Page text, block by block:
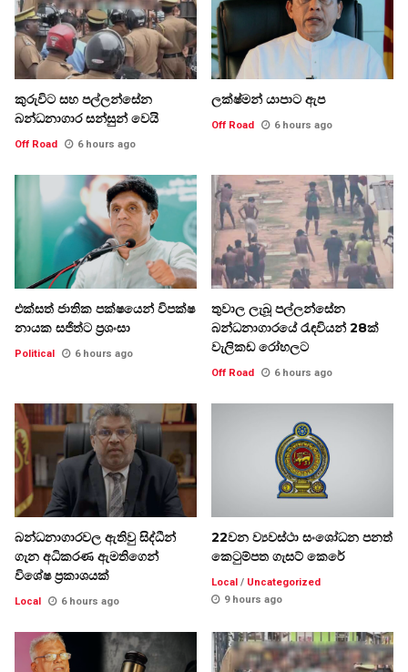
කුරුවිට සහ පල්ලන්සේන
බන්ධනාගාර සන්සුන් වෙයි
Off Road 6 hours ago
ලක්ෂ්මන් යාපාට ඇප
Off Road 6 hours ago
එක්සත් ජාතික පක්ෂයෙන් විපක්ෂ
නායක සජිත්ට ප්‍රශංසා
Political 6 hours ago
තුවාල ලැබූ පල්ලන්සේන
බන්ධනාගාරයේ රැඳවියන් 28ක්
වැලිකඩ රෝහලට
Off Road 6 hours ago
බන්ධනාගාරවල ඇතිවු සිද්ධීන්
ගැන අධිකරණ ඇමතිගෙන්
විශේෂ ප්‍රකාශයක්
Local 6 hours ago
22වන ව්‍යවස්ථා සංශෝධන පනත්
කෙටුම්පත ගැසට් කෙරේ
Local / Uncategorized
9 hours ago